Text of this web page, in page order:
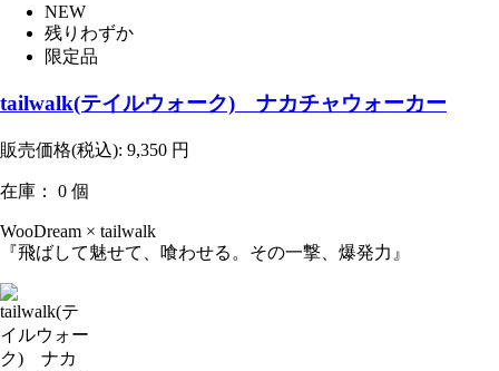
NEW
残りわずか
限定品
tailwalk(テイルウォーク) ナカチャウォーカー
販売価格(税込): 9,350 円
在庫： 0 個
WooDream × tailwalk
『飛ばして魅せて、喰わせる。その一撃、爆発力』